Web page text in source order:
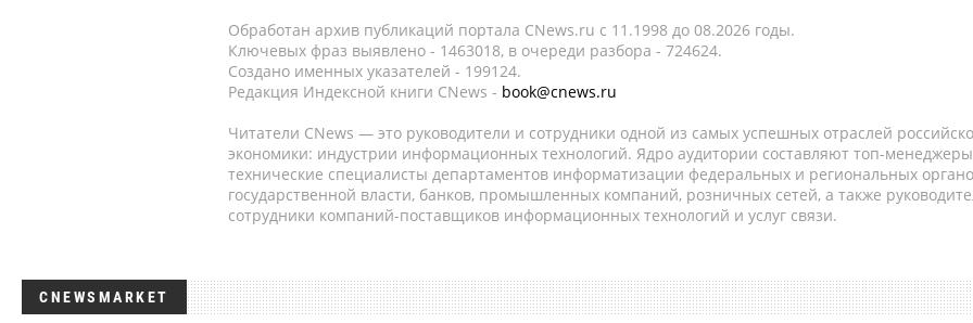
Обработан архив публикаций портала CNews.ru c 11.1998 до 08.2026 годы.
Ключевых фраз выявлено - 1463018, в очереди разбора - 724624.
Создано именных указателей - 199124.
Редакция Индексной книги CNews - book@cnews.ru
Читатели CNews — это руководители и сотрудники одной из самых успешных отраслей
экономики: индустрии информационных технологий. Ядро аудитории составляют топ-
технические специалисты департаментов информатизации федеральных и региональных
государственной власти, банков, промышленных компаний, розничных сетей, а также
сотрудники компаний-поставщиков информационных технологий и услуг связи.
CNEWSMARKET